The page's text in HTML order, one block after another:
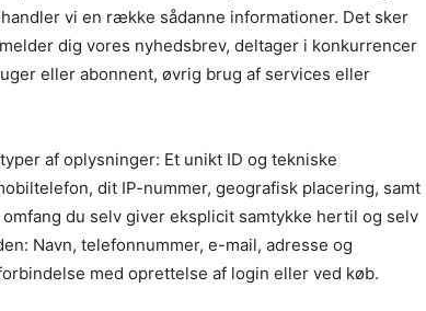
vi en række sådanne informationer. Det sker
dig vores nyhedsbrev, deltager i konkurrencer
eller abonnent, øvrig brug af services eller
af oplysninger: Et unikt ID og tekniske
dit IP-nummer, geografisk placering, samt
du selv giver eksplicit samtykke hertil og selv
Navn, telefonnummer, e-mail, adresse og
med oprettelse af login eller ved køb.